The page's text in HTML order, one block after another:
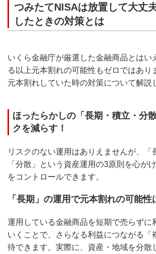
つみたてNISAは放置して大丈
したときの対策とは
いくら金融庁が厳選した金融商品とはい
る以上元本割れの可能性もゼロではあり
元本割れしていた時の対策について解説
ほったらかしの「長期・積立・分
クを減らす！
リスクのない運用はありえませんが、「
「分散」という資産運用の3原則を心が
をコントロールできます。
「長期」の運用で元本割れの可能性
運用している金融商品を短期で売らずに
いくことで、さらなる利益につながる「
待できます。実際に、資産・地域を分散